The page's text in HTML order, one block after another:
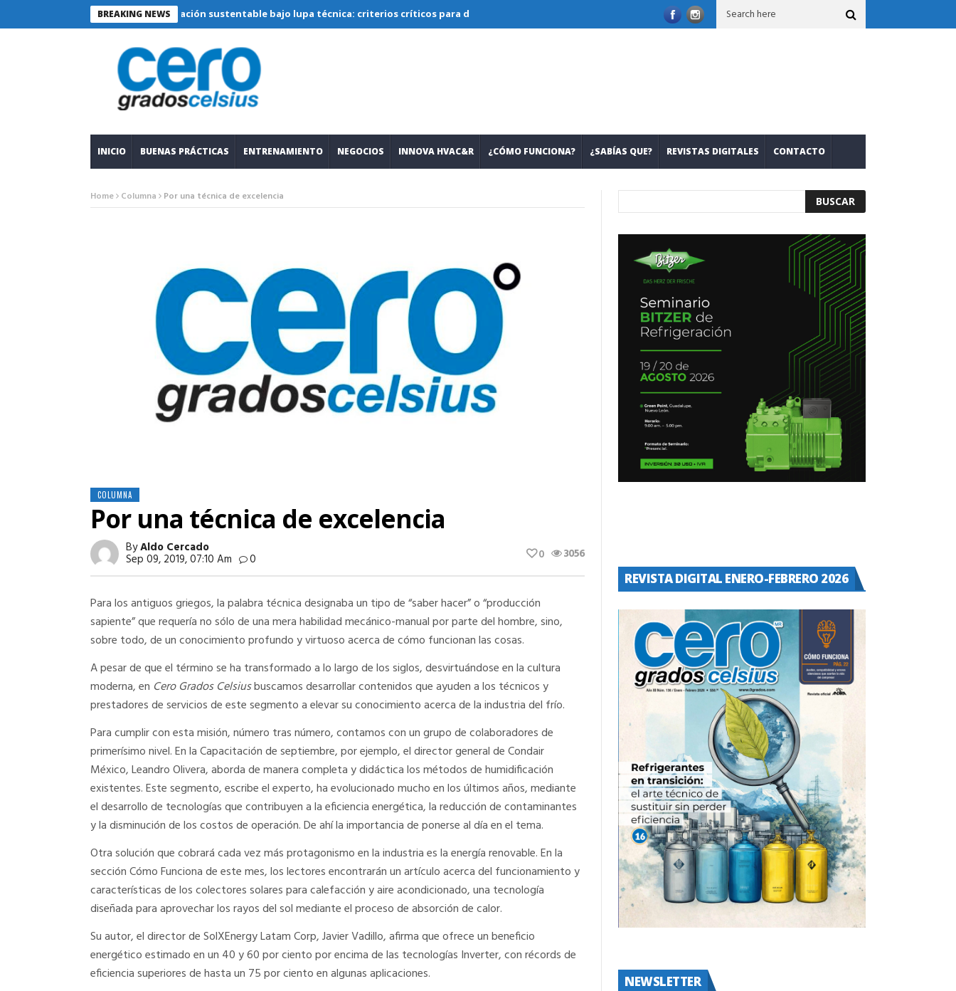
BREAKING NEWS
Refrigeración sustentable bajo lupa técnica: criterios críticos para diseñar, seleccionar y operar sistemas con nuevos refrigerantes Leslie Mariana Salcedo: romper inercias,
INICIO BUENAS PRÁCTICAS ENTRENAMIENTO NEGOCIOS INNOVA HVAC&R ¿CÓMO FUNCIONA? ¿SABÍAS QUE? REVISTAS DIGITALES CONTACTO
Home Columna Por una técnica de excelencia
COLUMNA
Por una técnica de excelencia
ByAldo Cercado
Sep 09, 2019, 07:10 Am 0 3056
0
Para los antiguos griegos, la palabra técnica designaba un tipo de “saber hacer” o “producción
sapiente” que requería no sólo de una mera habilidad mecánico-manual por parte del hombre, sino,
sobre todo, de un conocimiento profundo y virtuoso acerca de cómo funcionan las cosas.
A pesar de que el término se ha transformado a lo largo de los siglos, desvirtuándose en la cultura
moderna, en Cero Grados Celsiusbuscamos desarrollar contenidos que ayuden a los técnicos y
prestadores de servicios de este segmento a elevar su conocimiento acerca de la industria del frío.
Para cumplir con esta misión, número tras número, contamos con un grupo de colaboradores de
primerísimo nivel. En la Capacitación de septiembre, por ejemplo, el director general de Condair
México, Leandro Olivera, aborda de manera completa y didáctica los métodos de humidificación
existentes. Este segmento, escribe el experto, ha evolucionado mucho en los últimos años, mediante
el desarrollo de tecnologías que contribuyen a la eficiencia energética, la reducción de contaminantes
y la disminución de los costos de operación. De ahí la importancia de ponerse al día en el tema.
Otra solución que cobrará cada vez más protagonismo en la industria es la energía renovable. En la
sección Cómo Funciona de este mes, los lectores encontrarán un artículo acerca del funcionamiento y
características de los colectores solares para calefacción y aire acondicionado, una tecnología
diseñada para aprovechar los rayos del sol mediante el proceso de absorción de calor.
Su autor, el director de SolXEnergy Latam Corp, Javier Vadillo, afirma que ofrece un beneficio
energético estimado en un 40 y 60 por ciento por encima de las tecnologías Inverter, con récords de
eficiencia superiores de hasta un 75 por ciento en algunas aplicaciones.
REVISTA DIGITAL ENERO-FEBRERO 2026
NEWSLETTER